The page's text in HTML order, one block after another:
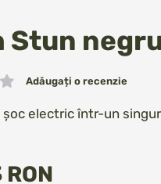
Stun
Adăugați o recenzie
electric într-un